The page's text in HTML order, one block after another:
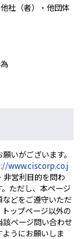
社（者）・他団体
いがございます。
www.ciscorp.co.j
非営利目的を問わ
ただし、本ページ
どをご遵守いただ
ップページ以外の
ページ問い合わせ
うにお願いしま